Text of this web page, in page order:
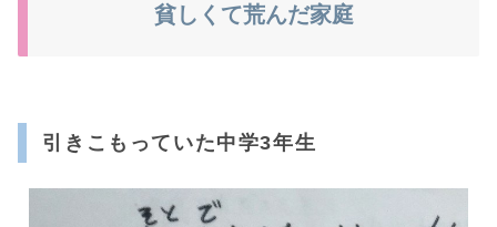
貧しくて荒んだ家庭
引きこもっていた中学3年生